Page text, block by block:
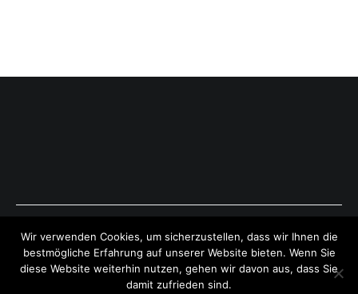
Copyright © 2026ExpressAntworten.com . All rights reserved.
Theme:Cenote by ThemeGrill. Powered byWordPress .
Wir verwenden Cookies, um sicherzustellen, dass wir Ihnen die
bestmögliche Erfahrung auf unserer Website bieten. Wenn Sie
diese Website weiterhin nutzen, gehen wir davon aus, dass Sie
damit zufrieden sind.